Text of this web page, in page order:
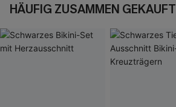
HÄUFIG ZUSAMMEN GEKAUFT